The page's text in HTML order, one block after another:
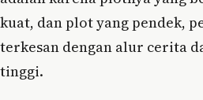
kuat, dan plot yang pendek,
terkesan dengan alur cerita
tinggi.